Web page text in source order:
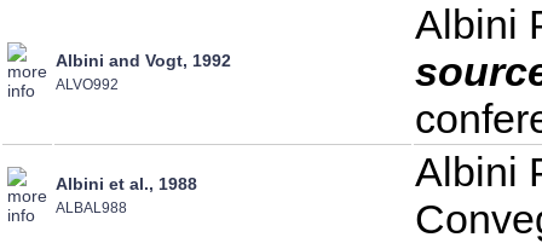
Albini and Vogt, 1992
ALVO992
Albini
Albini et al., 1988
ALBAL988
Albini